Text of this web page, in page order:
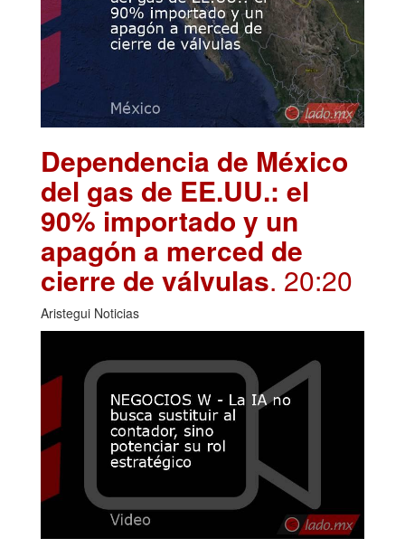
Dependencia de México
del gas de EE.UU.: el
90% importado y un
apagón a merced de
cierre de válvulas. 20:20
Aristegui Noticias